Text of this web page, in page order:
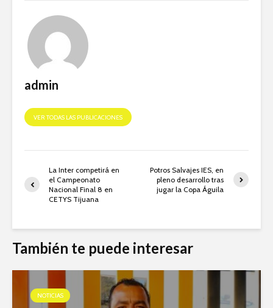
admin
VER TODAS LAS PUBLICACIONES
La Inter competirá en
el Campeonato
Nacional Final 8 en
CETYS Tijuana
Potros Salvajes IES, en
pleno desarrollo tras
jugar la Copa Águila
También te puede interesar
NOTICIAS